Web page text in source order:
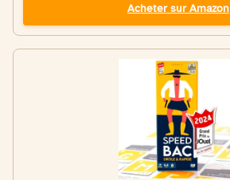
Acheter sur Amazon